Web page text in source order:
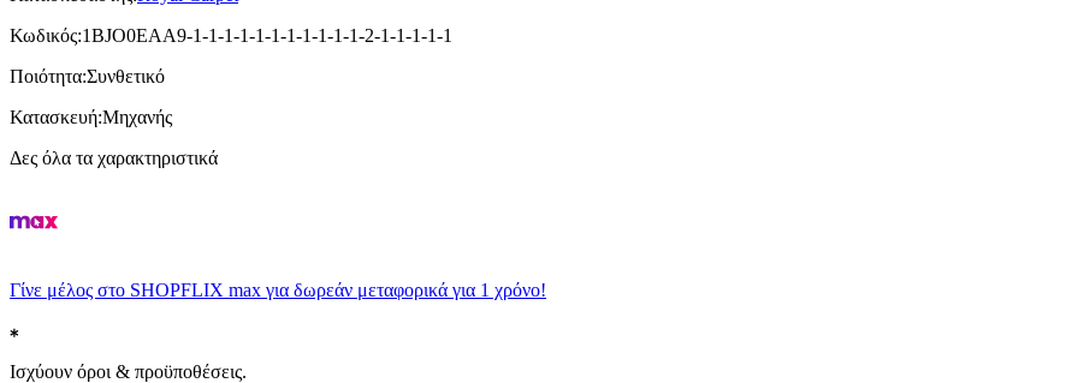
Κωδικός:1BJO0EAA9-1-1-1-1-1-1-1-1-1-1-1-2-1-1-1-1-1
Ποιότητα:Συνθετικό
Κατασκευή:Μηχανής
Δες όλα τα χαρακτηριστικά
Γίνε μέλος στο SHOPFLIX max για δωρεάν μεταφορικά για 1 χρόνο!
Ισχύουν όροι & προϋποθέσεις.